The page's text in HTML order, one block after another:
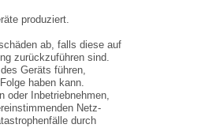
produziert.
ab, falls diese auf
zurückzuführen sind.
Geräts führen,
haben kann.
oder Inbetriebnehmen,
Netz-
durch